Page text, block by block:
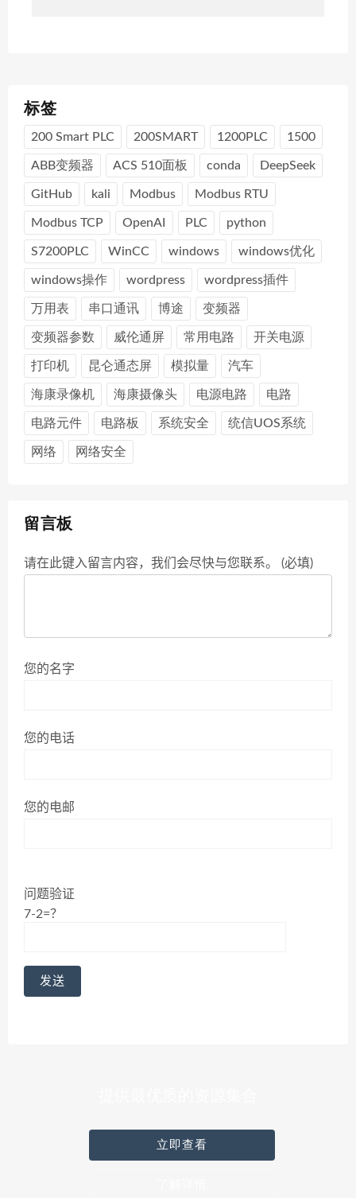
标签
200 Smart PLC 200SMART 1200PLC 1500
ABB变频器 ACS 510面板 conda DeepSeek
GitHub kali Modbus Modbus RTU
Modbus TCP OpenAI PLC python
S7200PLC WinCC windows windows优化
windows操作 wordpress wordpress插件
万用表 串口通讯 博途 变频器
变频器参数 威伦通屏 常用电路 开关电源
打印机 昆仑通态屏 模拟量 汽车
海康录像机 海康摄像头 电源电路 电路
电路元件 电路板 系统安全 统信UOS系统
网络 网络安全
留言板
请在此键入留言内容，我们会尽快与您联系。 (必填)
您的名字
您的电话
您的电邮
问题验证
7-2=？
立即查看